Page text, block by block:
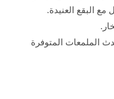
البقع العنيدة.
الملمعات المتوفرة